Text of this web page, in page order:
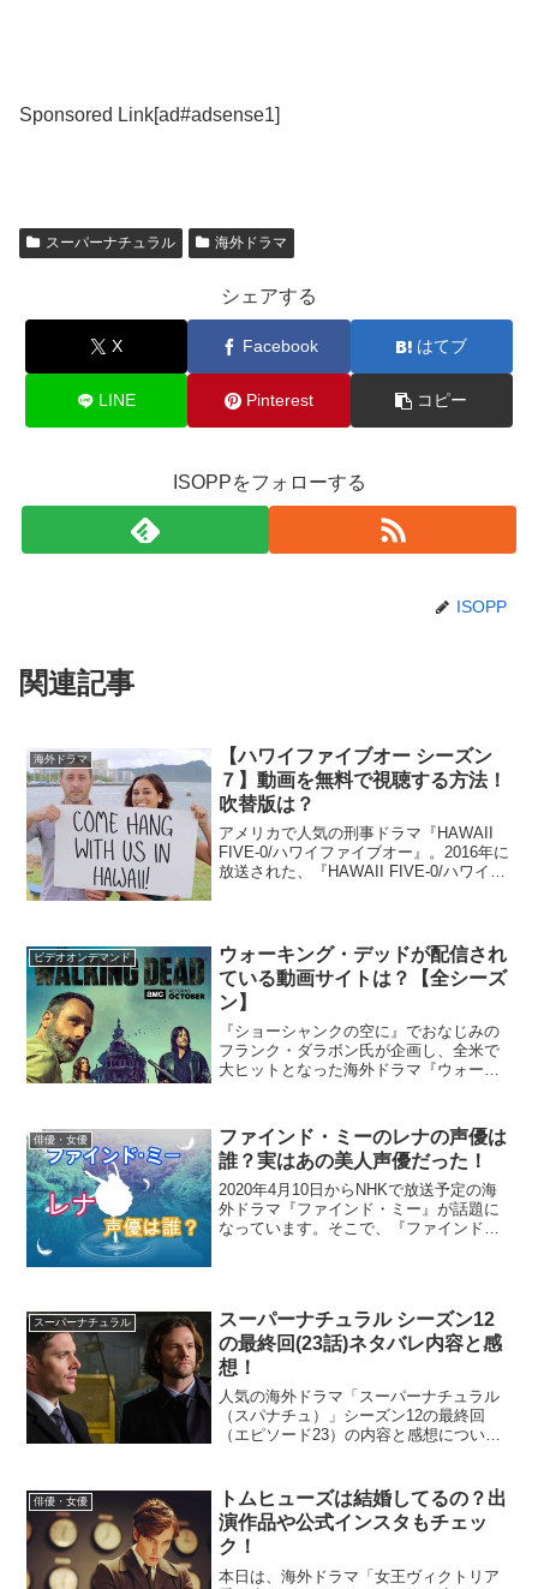
Sponsored Link[ad#adsense1]
スーパーナチュラル 海外ドラマ
シェアする
X Facebook はてブ
LINE Pinterest コピー
ISOPPをフォローする
ISOPP
関連記事
海外ドラマ
【ハワイファイブオー シーズン
７】動画を無料で視聴する方法！
吹替版は？
アメリカで人気の刑事ドラマ『HAWAII
FIVE-0/ハワイファイブオー』。2016年に
放送された、『HAWAII FIVE-0/ハワイフ
ビデオオンデマンド
ウォーキング・デッドが配信され
ている動画サイトは？【全シーズ
ン】
『ショーシャンクの空に』でおなじみの
フランク・ダラボン氏が企画し、全米で
大ヒットとなった海外ドラマ『ウォーキ
大な支持を得ている『ウォーキング・デ
ッド』ですが、その...
俳優・女優
ファインド・ミーのレナの声優は
誰？実はあの美人声優だった！
2020年4月10日からNHKで放送予定の海
外ドラマ『ファインド・ミー』が話題に
なっています。そこで、『ファインド・
スーパーナチュラル
スーパーナチュラル シーズン12
の最終回(23話)ネタバレ内容と感
想！
人気の海外ドラマ「スーパーナチュラル
（スパナチュ）」シーズン12の最終回
（エピソード23）の内容と感想について
意を！
俳優・女優
トムヒューズは結婚してるの？出
演作品や公式インスタもチェッ
ク！
本日は、海外ドラマ「女王ヴィクトリア